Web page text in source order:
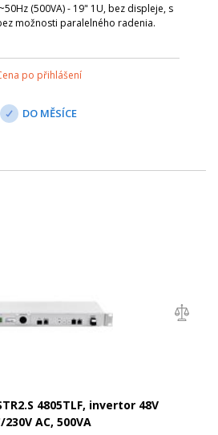
(500VA) - 19" 1U, bez displeje, s
možnosti paralelného radenia.
po přihlášení
DO MĚSÍCE
4805TLF, invertor 48V
230V AC, 500VA